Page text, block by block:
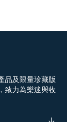
品及限量珍藏版
致力為樂迷與收